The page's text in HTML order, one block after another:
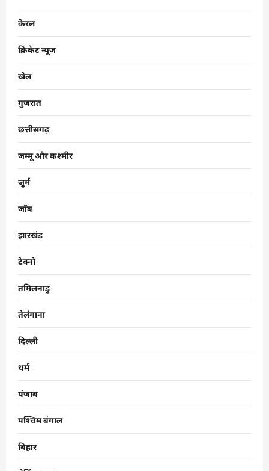
केरल
क्रिकेट न्यूज
खेल
गुजरात
छत्तीसगढ़
जम्मू और कश्मीर
जुर्म
जॉब
झारखंड
टेक्नो
तमिलनाडु
तेलंगाना
दिल्ली
धर्म
पंजाब
पश्चिम बंगाल
बिहार